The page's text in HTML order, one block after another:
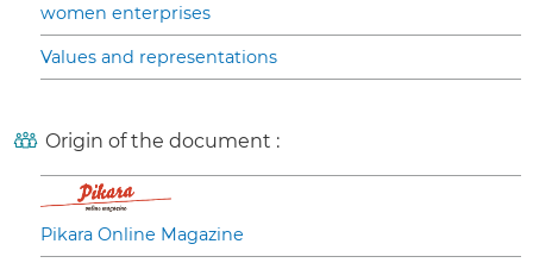
women enterprises
Values and representations
Origin of the document :
Pikara Online Magazine